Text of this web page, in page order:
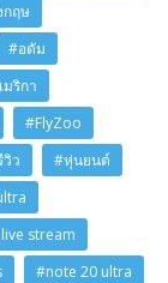
กฤษ
#อดัม
มริกา
#FlyZoo
ว
#หุ่นยนต์
stream
#note 20 ultra